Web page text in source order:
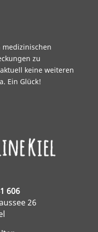
zu
keine weiteren
Ein Glück!
606
26